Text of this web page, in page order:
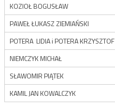
KOZIOŁ BOGUSŁAW
PAWEŁ ŁUKASZ ZIEMIAŃSKI
POTERA LIDIA i POTERA KRZYSZTOF
NIEMCZYK MICHAŁ
SŁAWOMIR PIĄTEK
KAMIL JAN KOWALCZYK